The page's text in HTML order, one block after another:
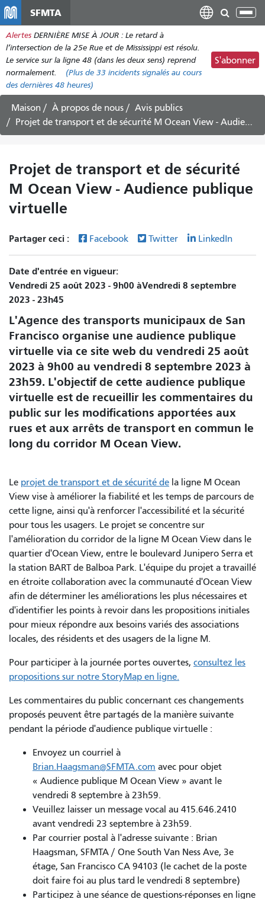
contenu
principal
SFMTA
Alertes DERNIÈRE MISE À JOUR : Le retard à
l’intersection de la 25e Rue et de Mississippi est résolu.
Le service sur la ligne 48 (dans les deux sens) reprend
normalement.
(Plus de 33 incidents signalés au cours
des dernières 48 heures)
S'abonner
Maison À propos de nous
Avis publics
Projet de transport et de sécurité M Ocean View - Audience publique virtuelle
Projet de transport et de sécurité
M Ocean View - Audience publique
virtuelle
Partager ceci : Facebook Twitter LinkedIn
Date d'entrée en vigueur
Vendredi 25 août 2023 - 9h00 àVendredi 8 septembre
2023 - 23h45
L'Agence des transports municipaux de San
Francisco organise une audience publique
virtuelle via ce site web du vendredi 25 août
2023 à 9h00 au vendredi 8 septembre 2023 à
23h59. L'objectif de cette audience publique
virtuelle est de recueillir les commentaires du
public sur les modifications apportées aux
rues et aux arrêts de transport en commun le
long du corridor M Ocean View.
Le projet de transport et de sécurité de la ligne M Ocean
View vise à améliorer la fiabilité et les temps de parcours de
cette ligne, ainsi qu'à renforcer l'accessibilité et la sécurité
pour tous les usagers. Le projet se concentre sur
l'amélioration du corridor de la ligne M Ocean View dans le
quartier d'Ocean View, entre le boulevard Junipero Serra et
la station BART de Balboa Park. L'équipe du projet a travaillé
en étroite collaboration avec la communauté d'Ocean View
afin de déterminer les améliorations les plus nécessaires et
d'identifier les points à revoir dans les propositions initiales
pour mieux répondre aux besoins variés des associations
locales, des résidents et des usagers de la ligne M.
Pour participer à la journée portes ouvertes, consultez les
propositions sur notre StoryMap en ligne.
Les commentaires du public concernant ces changements
proposés peuvent être partagés de la manière suivante
pendant la période d'audience publique virtuelle :
Envoyez un courriel à
Brian.Haagsman@SFMTA.com avec pour objet
« Audience publique M Ocean View » avant le
vendredi 8 septembre à 23h59.
Veuillez laisser un message vocal au 415.646.2410
avant vendredi 23 septembre à 23h59.
Par courrier postal à l'adresse suivante : Brian
Haagsman, SFMTA / One South Van Ness Ave, 3e
étage, San Francisco CA 94103 (le cachet de la poste
doit faire foi au plus tard le vendredi 8 septembre)
Participez à une séance de questions-réponses en ligne